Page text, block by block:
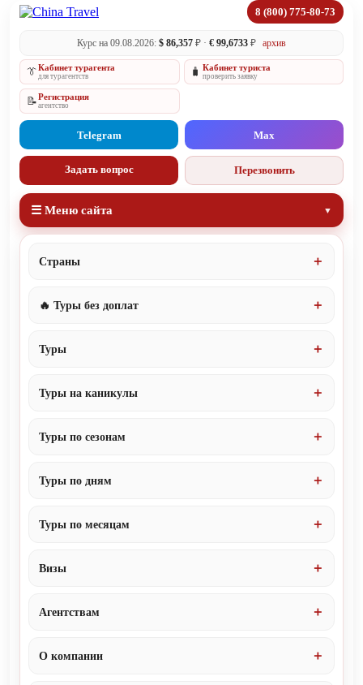
8 (800) 775-80-73
Курс на 09.08.2026: $ 86,357 ₽ · € 99,6733 ₽ архив
👔Кабинет турагента
для турагентств 🧳 Кабинет туриста
проверить заявку
📝Регистрация
агентство
Telegram Max
Задать вопрос Перезвонить
☰ Меню сайта
Страны
🔥 Туры без доплат
Туры
Туры на каникулы
Туры по сезонам
Туры по дням
Туры по месяцам
Визы
Агентствам
О компании